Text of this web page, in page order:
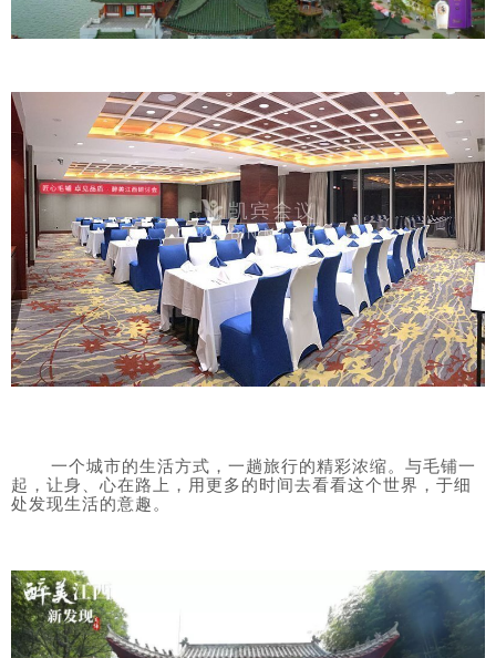
一个城市的生活方式，一趟旅行的精彩浓缩。与毛铺一
起，让身、心在路上，用更多的时间去看看这个世界，于细
处发现生活的意趣。